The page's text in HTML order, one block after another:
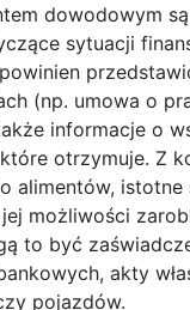
dowodowym
sytuacji
(np. umowa o
informacje o
otrzymuje. Z
alimentów,
możliwości
to być
akty
pojazdów.